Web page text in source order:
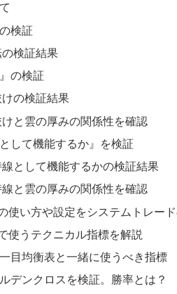
検証
検証結果
の検証
の検証結果
と雲の厚みの関係性を確認
して機能するか』を検証
として機能するかの検証結果
と雲の厚みの関係性を確認
使い方や設定をシステムトレー
使うテクニカル指標を解説
目均衡表と一緒に使うべき指標
デンクロスを検証。勝率とは？